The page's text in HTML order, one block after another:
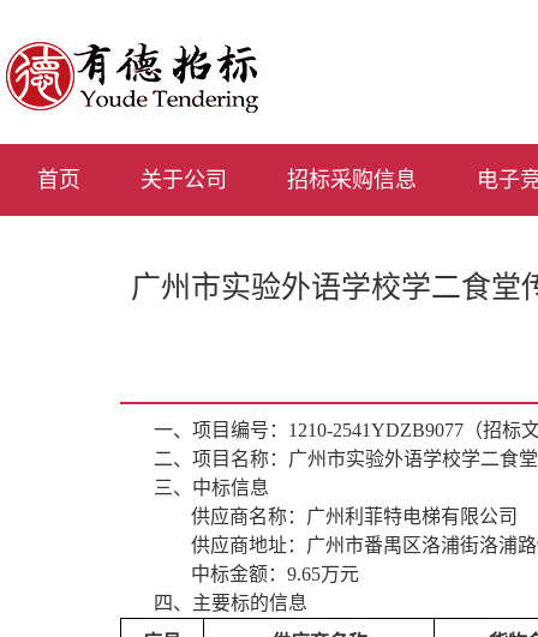
首页 关于公司 招标采购信息 电子
广州市实验外语学校学二食堂
一、 项目编号 ： 1210-2541YDZB9077 （招标
二、 项目名称： 广州市实验外语学校学二食
三、 中标信息
供应商名称： 广州利菲特电梯有限公司
供应商地址：广州市番禺区洛浦街洛浦路
中标金额： 9.65万元
四、 主要标的信息